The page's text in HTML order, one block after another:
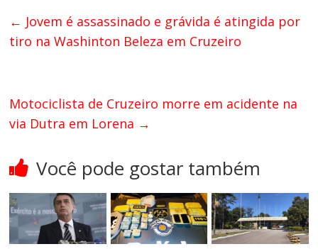
← Jovem é assassinado e grávida é atingida por
tiro na Washinton Beleza em Cruzeiro
Motociclista de Cruzeiro morre em acidente na
via Dutra em Lorena →
Você pode gostar também